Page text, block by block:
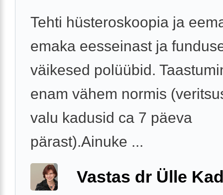
Tehti hüsteroskoopia ja
emaka eesseinast ja
väikesed polüübid.
enam vähem normis
valu kadusid ca 7 päeva
pärast).Ainuke ...
Vastas dr Ülle